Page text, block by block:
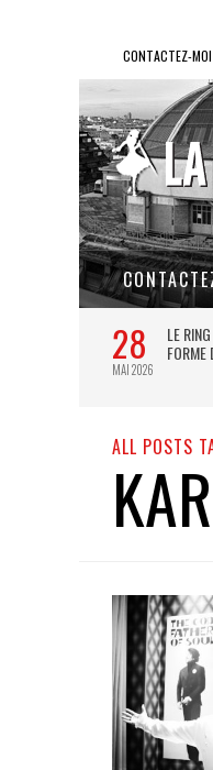
CONTACTEZ-MOI
28
MAI 2026
LE
FORME
ALL POSTS